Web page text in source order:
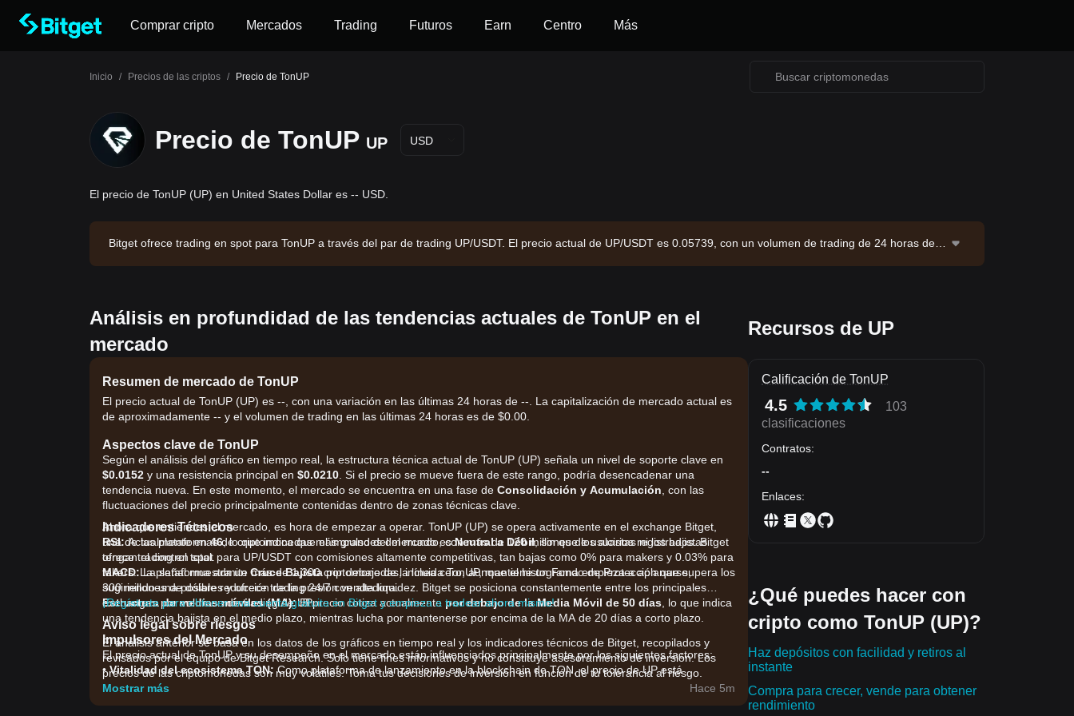
Comprar cripto Mercados Trading Futuros Earn Centro Más
Inicio / Precios de las criptos / Precio de TonUP
Precio de TonUP UP USD
El precio de TonUP (UP) en United States Dollar es -- USD.
Bitget ofrece trading en spot para TonUP a través del par de trading UP/USDT. El precio actual de UP/USDT es 0.05739, con un volumen de trading de 24 horas de
Análisis en profundidad de las tendencias actuales de TonUP en el
mercado
Resumen de mercado de TonUP
El precio actual de TonUP (UP) es --, con una variación en las últimas 24 horas de --. La capitalización de mercado actual es
de aproximadamente -- y el volumen de trading en las últimas 24 horas es de $0.00.
Aspectos clave de TonUP
Según el análisis del gráfico en tiempo real, la estructura técnica actual de TonUP (UP) señala un nivel de soporte clave en
$0.0152 y una resistencia principal en $0.0210 . Si el precio se mueve fuera de este rango, podría desencadenar una
tendencia nueva. En este momento, el mercado se encuentra en una fase de Consolidación y Acumulación , con las
fluctuaciones del precio principalmente contenidas dentro de zonas técnicas clave.
Indicadores Técnicos
RSI:Actualmente en46, lo que indica que el impulso del mercado esNeutral a Débil, sin que los alcistas ni los bajistas
tengan el control total.
MACD:La señal muestra unCruce Bajistapor debajo de la línea cero, aunque el histograma empieza a aplanarse,
sugiriendo una posible reducción de la presión vendedora.
Estructura de medias móviles (MA):El precio cotiza actualmente por debajo de la Media Móvil de 50 días , lo que indica
una tendencia bajista en el medio plazo, mientras lucha por mantenerse por encima de la MA de 20 días a corto plazo.
Impulsores del Mercado
El precio actual de TonUP y su desempeño en el mercado están influenciados principalmente por los siguientes factores:
•Vitalidad del ecosistema TON: Como plataforma de lanzamiento en la blockchain de TON, el precio de UP está
altamente correlacionado con el TVL general y la actividad de proyectos dentro de la red TON.
Ahora que entiendes el mercado, es hora de empezar a operar. TonUP (UP) se opera activamente en el exchange Bitget,
una de las plataformas de criptomonedas más grandes del mundo, con más de 120 millones de usuarios registrados. Bitget
ofrece trading en spot para UP/USDT con comisiones altamente competitivas, tan bajas como 0% para makers y 0.03% para
takers. La plataforma admite más de 1,300 criptomonedas, incluida TonUP, mantiene un Fondo de Protección que supera los
300 millones de dólares y ofrece trading 24/7 con alta liquidez. Bitget se posiciona constantemente entre los principales
exchanges por volumen de trading de UP.
¡Regístrate para obtener una cuenta gratuita en Bitget y empieza a tradear ahora mismo!
Aviso legal sobre riesgos
El análisis anterior se basa en los datos de los gráficos en tiempo real y los indicadores técnicos de Bitget, recopilados y
revisados por el equipo de Bitget Research. Solo tiene fines informativos y no constituye asesoramiento de inversión. Los
precios de las criptomonedas son muy volátiles. Toma tus decisiones de inversión en función de tu tolerancia al riesgo.
Mostrar más
Hace 5m
Recursos de UP
Calificación de TonUP
4.5
103
clasificaciones
Contratos:
--
Enlaces:
¿Qué puedes hacer con
cripto como TonUP (UP)?
Haz depósitos con facilidad y retiros al
instante
Compra para crecer, vende para obtener
rendimiento